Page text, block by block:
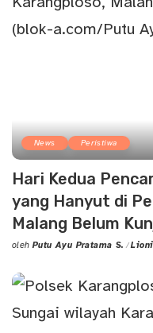
News Peristiwa
Hari Kedua
yang Hanyut di
Malang Belum
Posted
oleh Putu Ayu Pratama S.